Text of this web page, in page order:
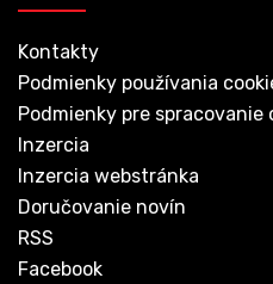
Kontakty
Podmienky používania
Podmienky pre
Inzercia
Inzercia webstránka
Doručovanie novín
RSS
Facebook